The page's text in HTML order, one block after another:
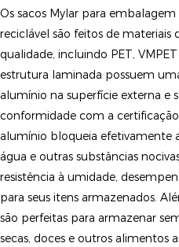
Os sacos Mylar para
reciclável são feitos de
qualidade, incluindo PET,
estrutura laminada possuem
alumínio na superfície externa e
conformidade com a
alumínio bloqueia efetivamente
água e outras substâncias
resistência à umidade,
para seus itens armazenados.
são perfeitas para armazenar
secas, doces e outros alimentos